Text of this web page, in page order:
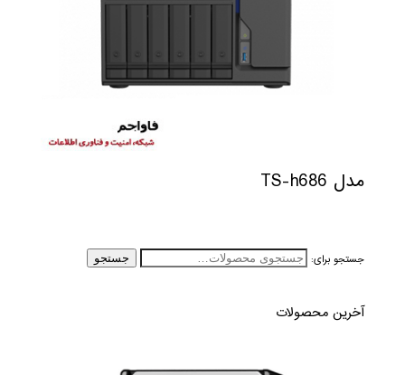
مدل TS-h686
جستجو برای: جستجو
آخرین محصولات